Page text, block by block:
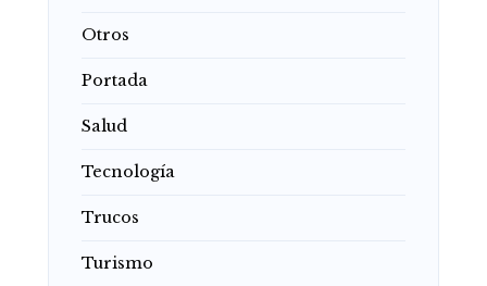
Otros
Portada
Salud
Tecnología
Trucos
Turismo